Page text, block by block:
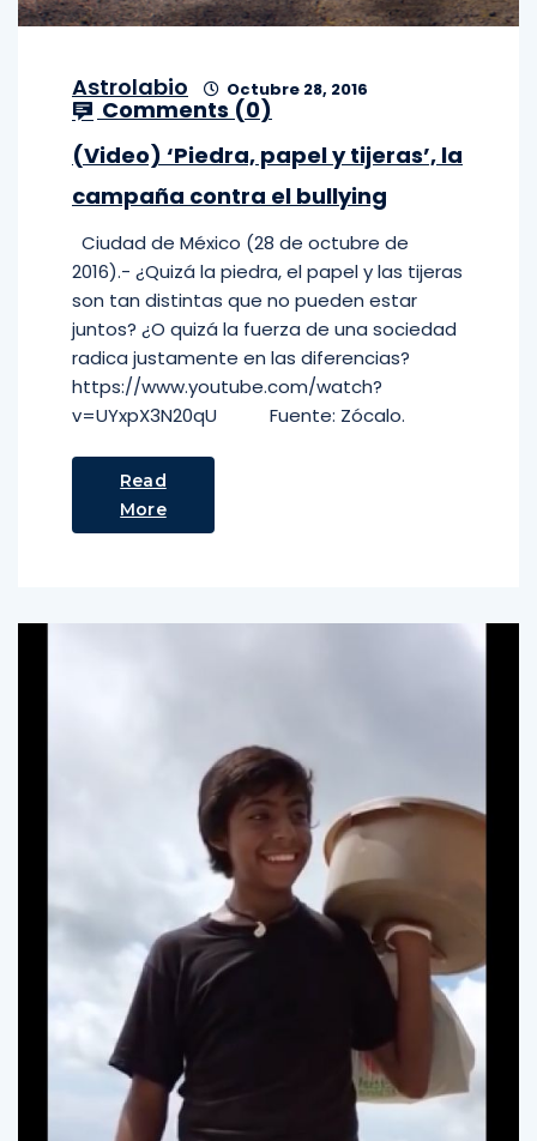
Astrolabio Octubre 28, 2016
Comments (0)
(Video) ‘Piedra, papel y tijeras’, la
campaña contra el bullying
Ciudad de México (28 de octubre de
2016).- ¿Quizá la piedra, el papel y las tijeras
son tan distintas que no pueden estar
juntos? ¿O quizá la fuerza de una sociedad
radica justamente en las diferencias?
https://www.youtube.com/watch?
v=UYxpX3N20qU Fuente: Zócalo.
Read
More